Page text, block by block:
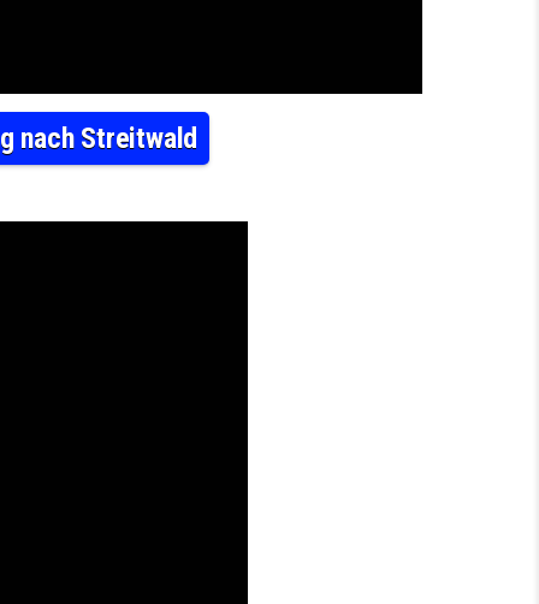
nach Streitwald
54 VON WYHRA ÜBER BENNDORF UND FROHBURG NACH STREITWALD